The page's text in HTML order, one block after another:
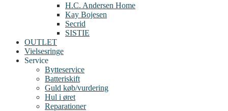
H.C. Andersen Home
Kay Bojesen
Secrid
SISTIE
OUTLET
Vielsesringe
Service
Bytteservice
Batteriskift
Guld køb/vurdering
Hul i øret
Reparationer